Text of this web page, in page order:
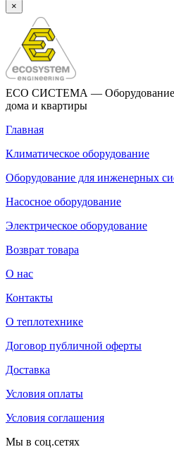
×
ECO СИСТЕМА — Оборудование
дома и квартиры
Главная
Климатическое оборудование
Оборудование для инженерных
Насосное оборудование
Электрическое оборудование
Возврат товара
О нас
Контакты
О теплотехнике
Договор публичной оферты
Доставка
Условия оплаты
Условия соглашения
Мы в соц.сетях